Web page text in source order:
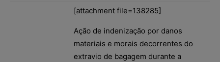
[attachment file=138285]
Ação de indenização por danos
materiais e morais decorrentes do
extravio de bagagem durante a